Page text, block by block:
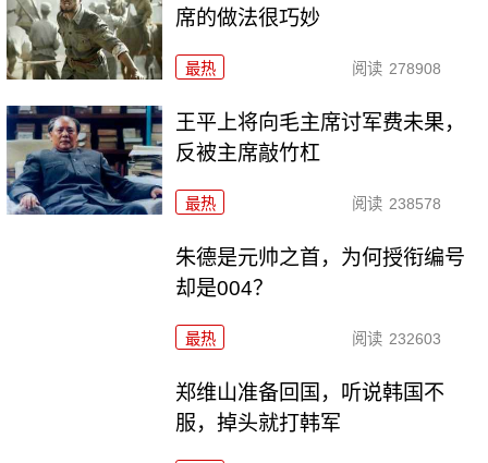
席的做法很巧妙
最热 阅读 278908
王平上将向毛主席讨军费未果，
反被主席敲竹杠
最热 阅读 238578
朱德是元帅之首，为何授衔编号
却是004？
最热 阅读 232603
郑维山准备回国，听说韩国不
服，掉头就打韩军